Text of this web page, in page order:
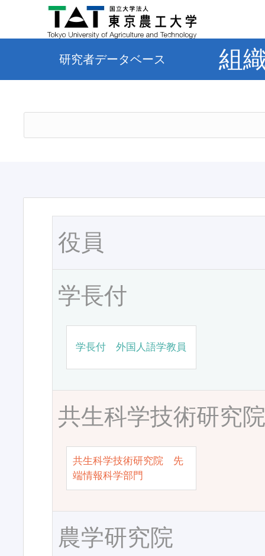
研究者データベース 組
役員
学長付
学長付 外国人語学教員
共生科学技術研究
共生科学技術研究院 先
端情報科学部門
農学研究院